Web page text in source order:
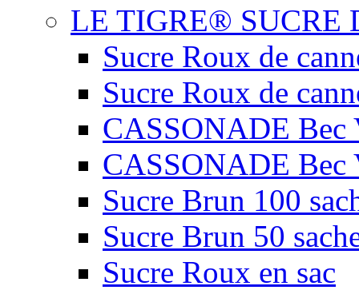
LE TIGRE® SUCRE
Sucre Roux de
Sucre Roux de
CASSONADE Bec
CASSONADE Bec
Sucre Brun 100
Sucre Brun 50
Sucre Roux en sac